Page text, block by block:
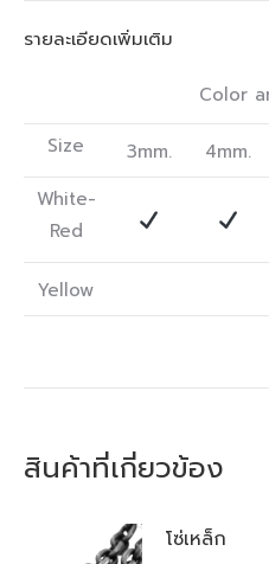
รายละเอียดเพิ่มเติม
Color
Size
3mm. 4mm.
White-
Red
Yellow
สินค้าที่เกี่ยวข้อง
โซ่เหล็ก